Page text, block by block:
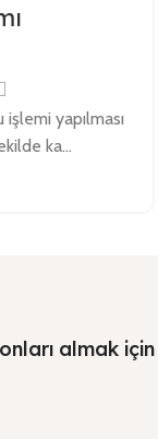
yapılması
ka...
almak için